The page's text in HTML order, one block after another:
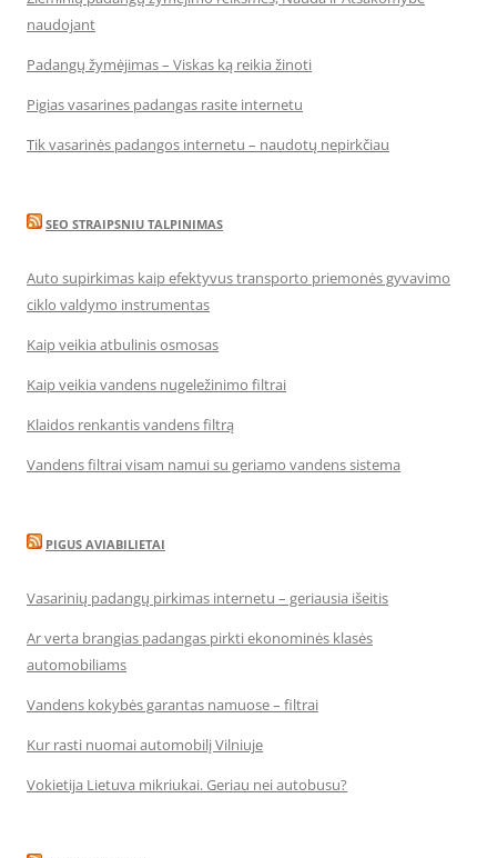
naudojant
Padangų žymėjimas – Viskas ką reikia žinoti
Pigias vasarines padangas rasite internetu
Tik vasarinės padangos internetu – naudotų nepirkčiau
SEO STRAIPSNIU TALPINIMAS
Auto supirkimas kaip efektyvus transporto priemonės gyvavimo
ciklo valdymo instrumentas
Kaip veikia atbulinis osmosas
Kaip veikia vandens nugeležinimo filtrai
Klaidos renkantis vandens filtrą
Vandens filtrai visam namui su geriamo vandens sistema
PIGUS AVIABILIETAI
Vasarinių padangų pirkimas internetu – geriausia išeitis
Ar verta brangias padangas pirkti ekonominės klasės
automobiliams
Vandens kokybės garantas namuose – filtrai
Kur rasti nuomai automobilį Vilniuje
Vokietija Lietuva mikriukai. Geriau nei autobusu?